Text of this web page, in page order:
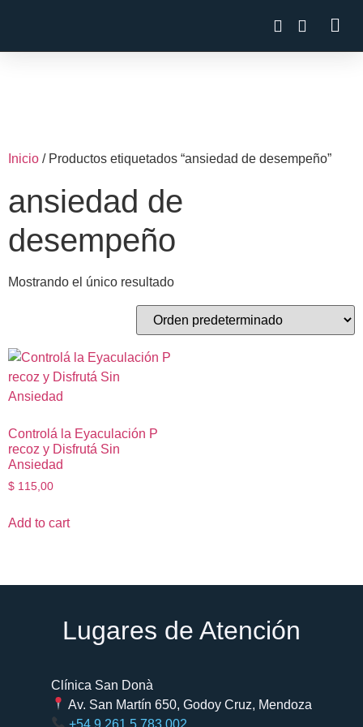
Inicio / Productos etiquetados “ansiedad de desempeño”
ansiedad de
desempeño
Mostrando el único resultado
Controlá la Ey​aculación P​
recoz y Di​sfrutá Sin
Ansiedad
$ 115,00
Add to cart
Lugares de Atención​
Clínica San Donà
Av. San Martín 650, Godoy Cruz, Mendoza
+54 9 261 5 783 002